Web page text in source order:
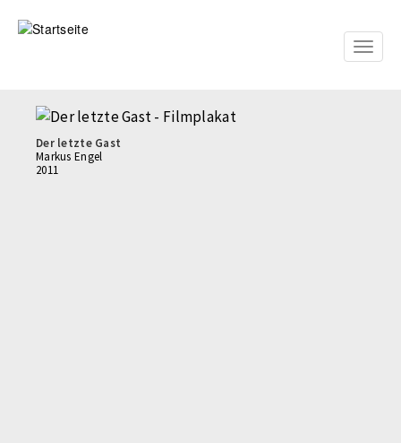
zum
Toggle
Der letzte Gast
Markus Engel
2011